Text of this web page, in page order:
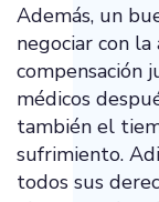
Además, un
negociar con
compensación
médicos
también el
sufrimiento.
todos sus